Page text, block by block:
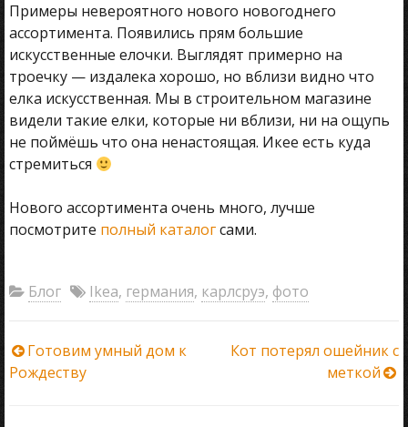
Примеры невероятного нового новогоднего
ассортимента. Появились прям большие
искусственные елочки. Выглядят примерно на
троечку — издалека хорошо, но вблизи видно что
елка искусственная. Мы в строительном магазине
видели такие елки, которые ни вблизи, ни на ощупь
не поймёшь что она ненастоящая. Икее есть куда
стремиться
Нового ассортимента очень много, лучше
посмотрите полный каталогсами.
Блог Ikea, германия, карлсруэ, фото
Навигация
Готовим умный дом к
Рождеству
Кот потерял ошейник с
меткой